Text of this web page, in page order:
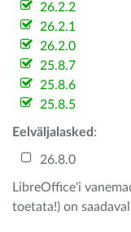
26.2.2
26.2.1
26.2.0
25.8.7
25.8.6
25.8.5
Eelväljalasked :
26.8.0
LibreOffice'i
toetata!) on saadaval